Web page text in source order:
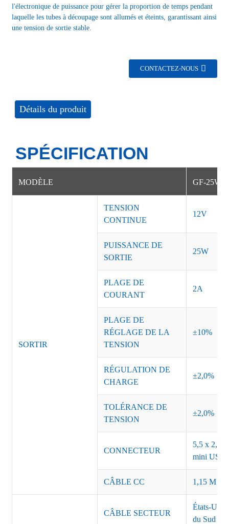
l'électronique de puissance pour gérer la proportion de temps pendant
laquelle les tubes à découpage sont allumés et éteints, garantissant ainsi
une tension de sortie stable.
CONTACTEZ-NOUS
Détails du produit
SPÉCIFICATION
MODÈLE GF-25W-
SORTIR
TENSION
CONTINUE
12V
PUISSANCE DE
SORTIE
25W
PLAGE DE
COURANT
2A
PLAGE DE
RÉGLAGE DE LA
TENSION
±10%
RÉGULATION DE
CHARGE
±2,0%
TOLÉRANCE DE
TENSION
±2,0%
CONNECTEUR
5,5 x 2,5,
mini USB
CÂBLE CC 1,15 M ou
CÂBLE SECTEUR
États-Unis
du Sud